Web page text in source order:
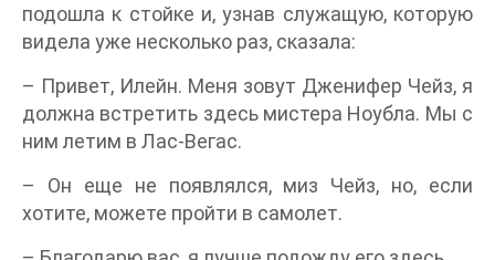
подошла к стойке и, узнав служащую, которую
видела уже несколько раз, сказала:
– Привет, Илейн. Меня зовут Дженифер Чейз, я
должна встретить здесь мистера Ноубла. Мы с
ним летим в Лас-Вегас.
– Он еще не появлялся, миз Чейз, но, если
хотите, можете пройти в самолет.